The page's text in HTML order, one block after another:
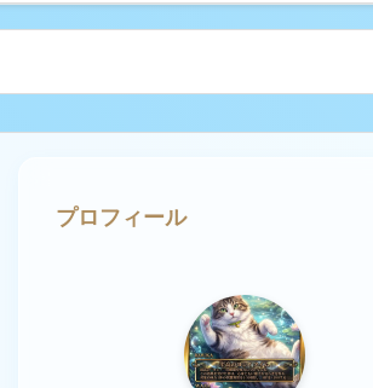
プロフィール